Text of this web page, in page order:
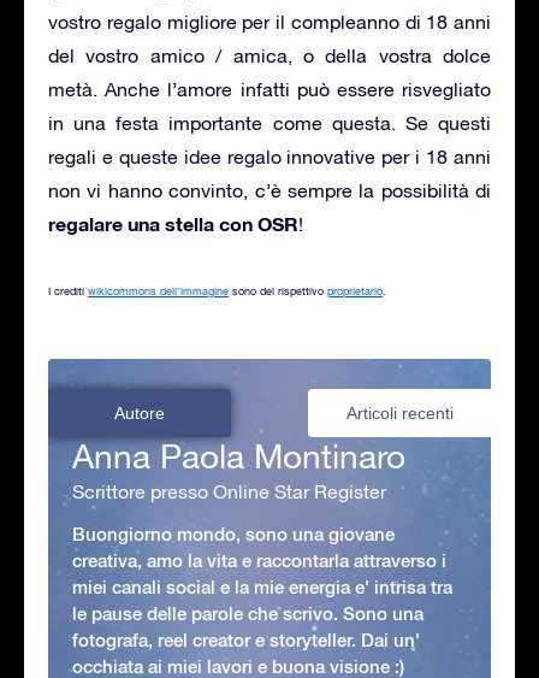
vostro regalo migliore per il compleanno di 18 anni
del vostro amico / amica, o della vostra dolce
metà. Anche l’amore infatti può essere risvegliato
in una festa importante come questa. Se questi
regali e queste idee regalo innovative per i 18 anni
non vi hanno convinto, c’è sempre la possibilità di
regalare una stella con OSR!
I crediti wikicommons dell’immagine sono del rispettivo proprietario
Autore Articoli recenti
Anna Paola Montinaro
Scrittore presso Online Star Register
Buongiorno mondo, sono una giovane
creativa, amo la vita e raccontarla attraverso i
miei canali social e la mie energia e' intrisa tra
le pause delle parole che scrivo. Sono una
fotografa, reel creator e storyteller. Dai un'
occhiata ai miei lavori e buona visione :)